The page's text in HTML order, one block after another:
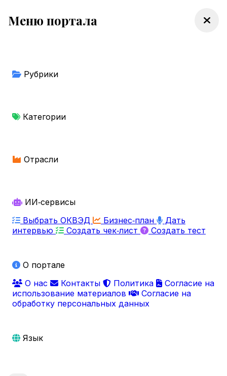
Меню портала
Рубрики
Категории
Отрасли
ИИ‑сервисы
Выбрать ОКВЭД
Бизнес‑план
Дать
интервью
Создать чек‑лист Создать тест
О портале
О нас
Контакты Политика
Согласие на
использование материалов
Согласие на
обработку персональных данных
Язык